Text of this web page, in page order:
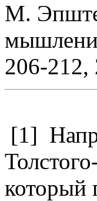
М.
206-212,
[1]
который